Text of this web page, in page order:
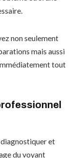
non seulement
mais aussi
tout
et
du voyant